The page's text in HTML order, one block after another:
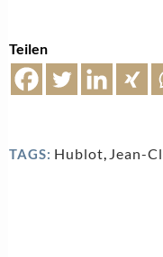
Teilen
TAGS: Hublot, Jean-